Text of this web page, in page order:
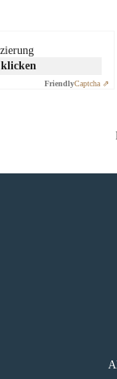
FriendlyCaptcha ⇗